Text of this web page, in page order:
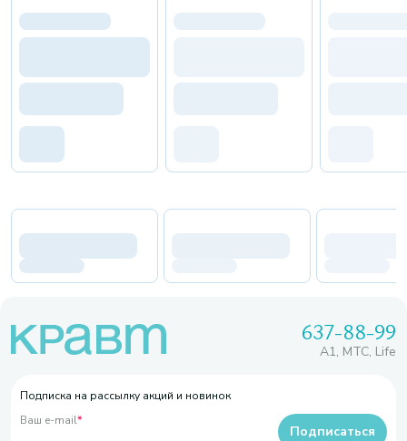
637-88-99
A1, МТС, Life
Подписка на рассылку акций и новинок
Ваш e-mail*
Подписаться